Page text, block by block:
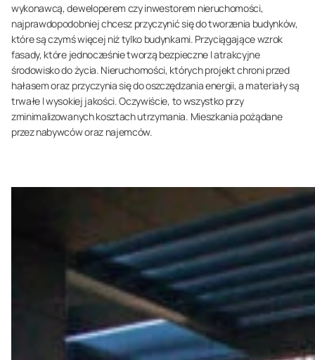
wykonawcą, deweloperem czy inwestorem nieruchomości,
najprawdopodobniej chcesz przyczynić się do tworzenia budynków,
które są czymś więcej niż tylko budynkami. Przyciągające wzrok
fasady, które jednocześnie tworzą bezpieczne I atrakcyjne
środowisko do życia. Nieruchomości, których projekt chroni przed
hałasem oraz przyczynia się do oszczędzania energii, a materiały są
trwałe I wysokiej jakości. Oczywiście, to wszystko przy
zminimalizowanych kosztach utrzymania. Mieszkania pożądane
przez nabywców oraz najemców.